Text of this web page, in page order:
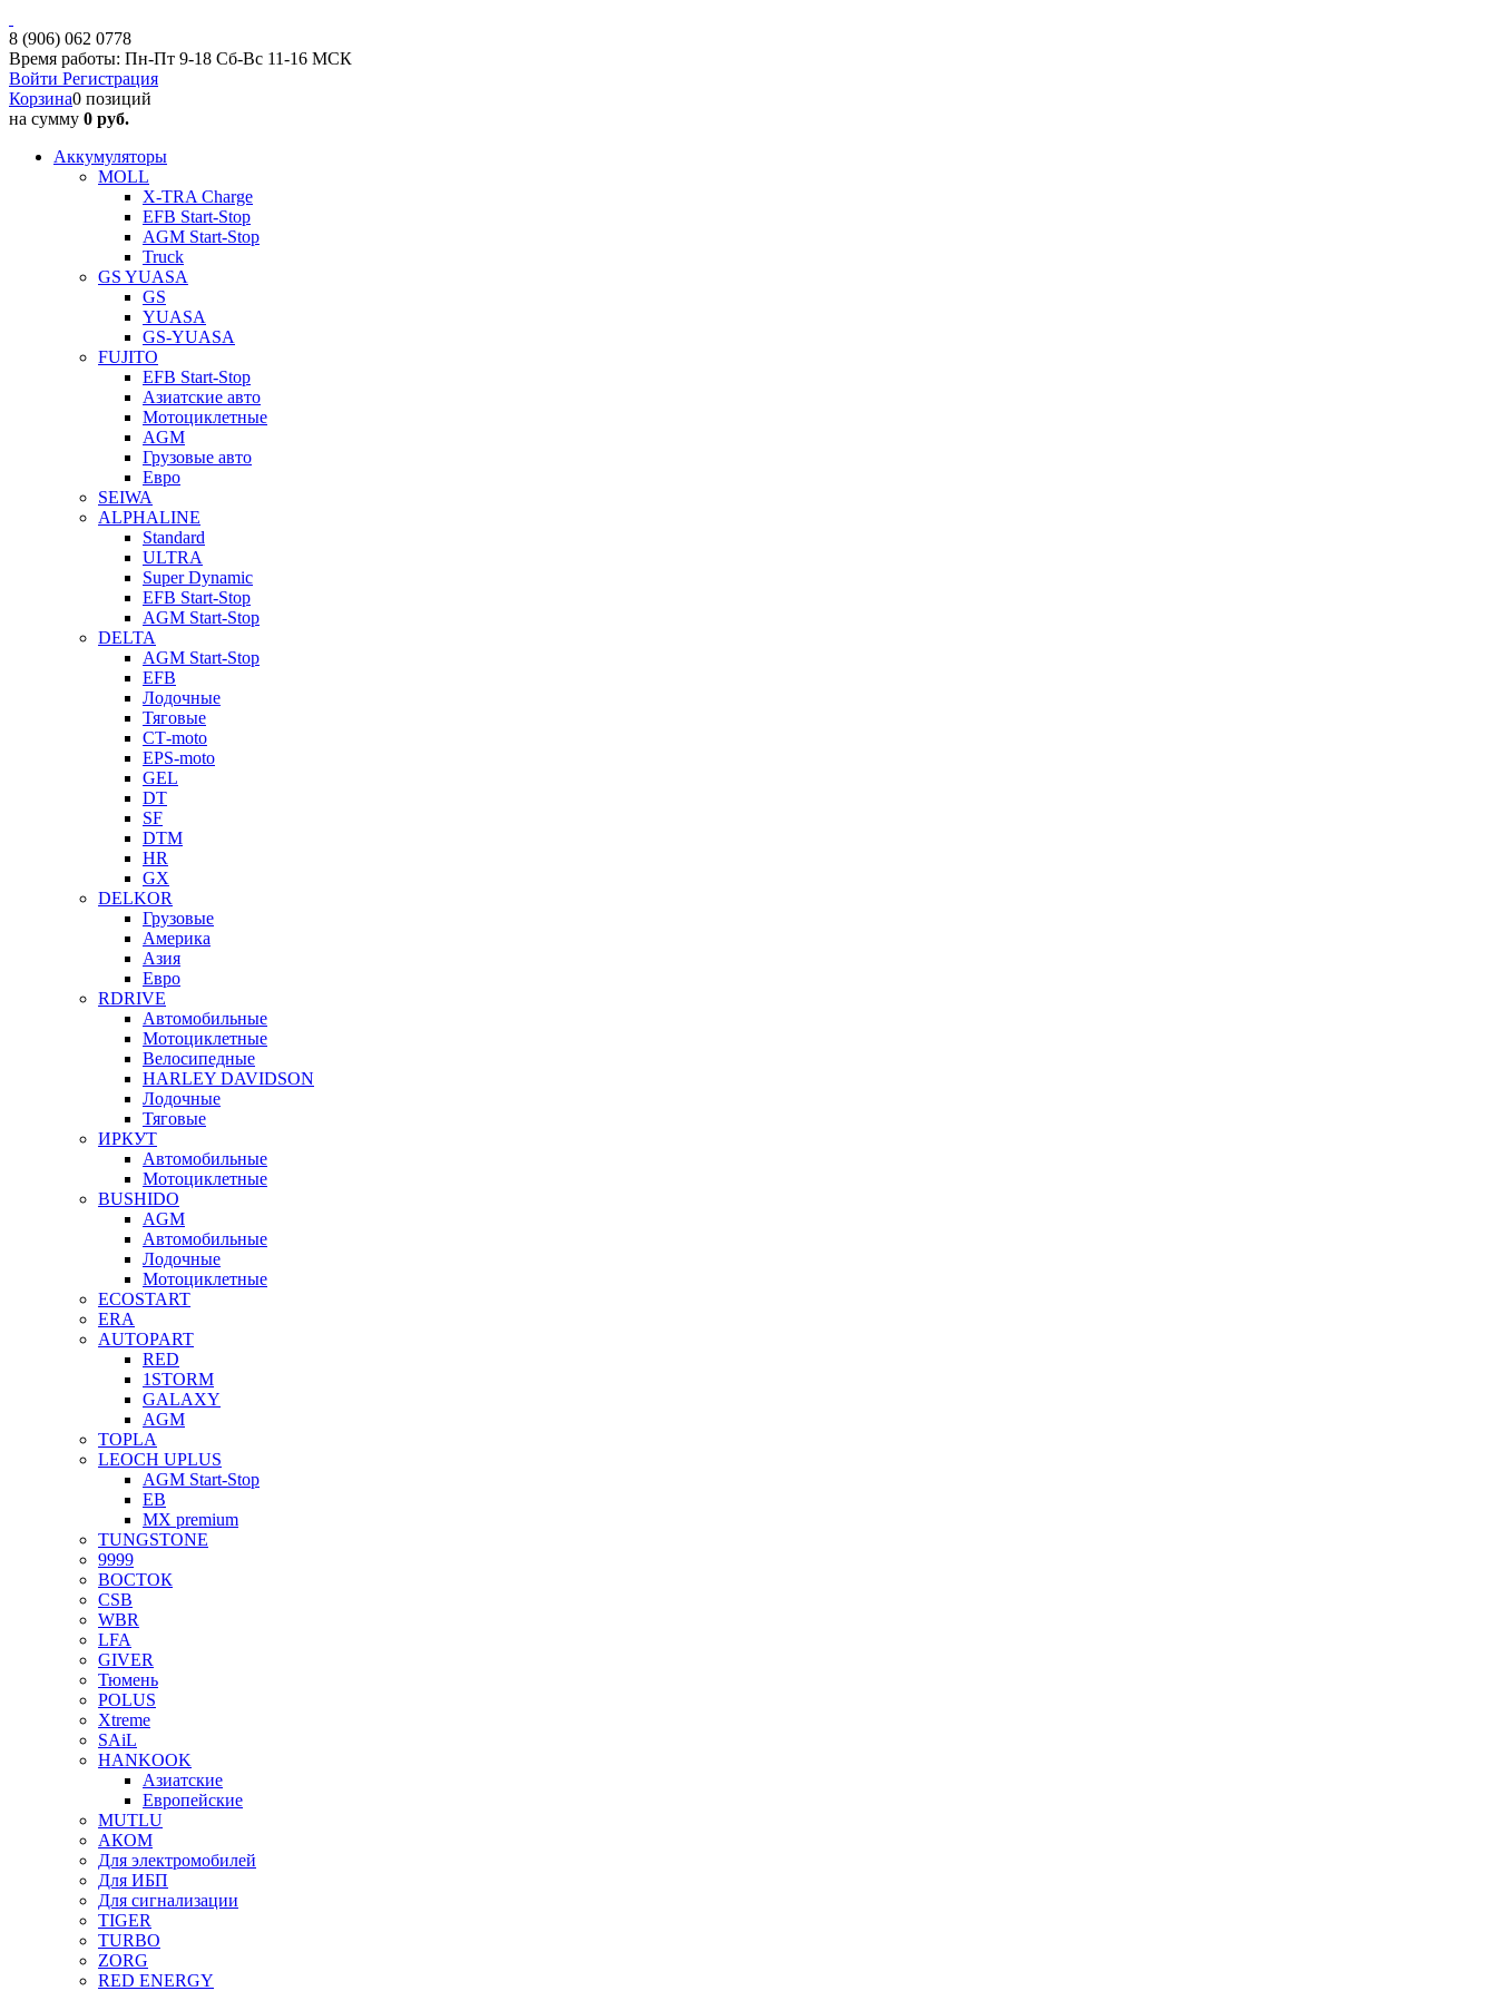
8 (906) 062 0778
Время работы: Пн-Пт 9-18 Сб-Вс 11-16 МСК
Войти Регистрация
Корзина0 позиций
на сумму 0 руб.
Аккумуляторы
MOLL
X-TRA Charge
EFB Start-Stop
AGM Start-Stop
Truck
GS YUASA
GS
YUASA
GS-YUASA
FUJITO
EFB Start-Stop
Азиатские авто
Мотоциклетные
AGM
Грузовые авто
Евро
SEIWA
ALPHALINE
Standard
ULTRA
Super Dynamic
EFB Start-Stop
AGM Start-Stop
DELTA
AGM Start-Stop
EFB
Лодочные
Тяговые
СТ-moto
EPS-moto
GEL
DT
SF
DTM
HR
GX
DELKOR
Грузовые
Америка
Азия
Евро
RDRIVE
Автомобильные
Мотоциклетные
Велосипедные
HARLEY DAVIDSON
Лодочные
Тяговые
ИРКУТ
Автомобильные
Мотоциклетные
BUSHIDO
AGM
Автомобильные
Лодочные
Мотоциклетные
ECOSTART
ERA
AUTOPART
RED
1STORM
GALAXY
AGM
TOPLA
LEOCH UPLUS
AGM Start-Stop
EB
MX premium
TUNGSTONE
9999
ВОСТОК
CSB
WBR
LFA
GIVER
Тюмень
POLUS
Xtreme
SAiL
HANKOOK
Азиатские
Европейские
MUTLU
АКОМ
Для электромобилей
Для ИБП
Для сигнализации
TIGER
TURBO
ZORG
RED ENERGY